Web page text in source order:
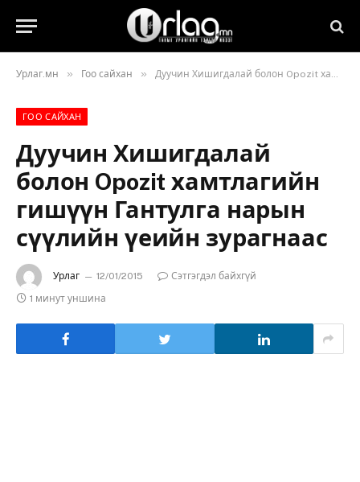
Урлаг.мн » Гоо сайхан » Дуучин Хишигдалай болон Opozit хамтлагийн гишүүн Гантулга нарын сүүлийн үеийн зурагнаас
ГОО САЙХАН
Дуучин Хишигдалай
болон Opozit хамтлагийн
гишүүн Гантулга нарын
сүүлийн үеийн зурагнаас
Урлаг 12/01/2015
Сэтгэгдэл байхгүй
1 минут уншина